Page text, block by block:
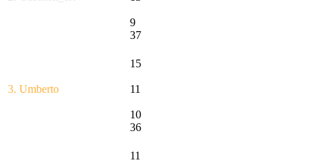
9
37
3. Umberto
15
11
10
36
11